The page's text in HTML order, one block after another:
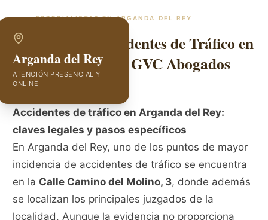
ESPECIALISTAS ENARGANDA DEL REY
Abogados de Accidentes de Tráfico en
Arganda del Rey | GVC Abogados
Arganda del Rey
ATENCIÓN PRESENCIAL Y
ONLINE
Accidentes de tráfico en Arganda del Rey:
claves legales y pasos específicos
En Arganda del Rey, uno de los puntos de mayor
incidencia de accidentes de tráfico se encuentra
en la Calle Camino del Molino, 3, donde además
se localizan los principales juzgados de la
localidad. Aunque la evidencia no proporciona